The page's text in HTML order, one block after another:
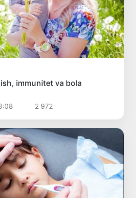
immunitet va bola
2 972